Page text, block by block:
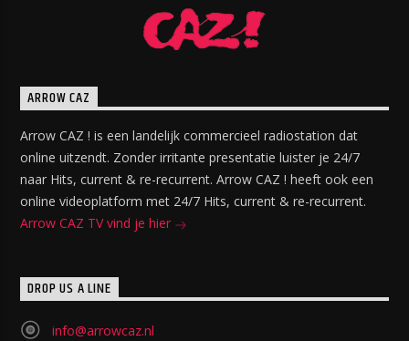
ARROW CAZ
Arrow CAZ ! is een landelijk commercieel radiostation dat
online uitzendt. Zonder irritante presentatie luister je 24/7
naar Hits, current & re-recurrent. Arrow CAZ ! heeft ook een
online videoplatform met 24/7 Hits, current & re-recurrent.
Arrow CAZ TV vind je hier
DROP US A LINE
info@arrowcaz.nl